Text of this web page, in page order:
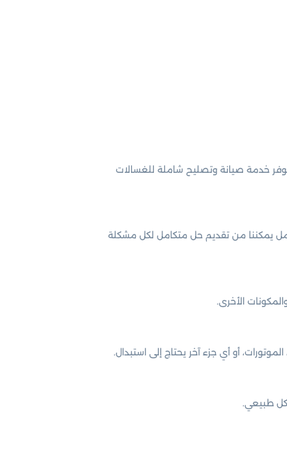
خدمة صيانة وتصليح شاملة للغسالات
يمكننا من تقديم حل متكامل لكل مشكلة
الأخرى.
أو أي جزء آخر يحتاج إلى استبدال.
طبيعي.